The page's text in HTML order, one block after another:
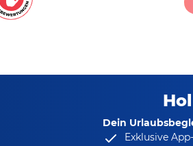
Dein
Exklusive